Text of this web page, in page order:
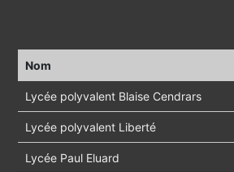
Nom
Lycée polyvalent Blaise Cendrars
Lycée polyvalent Liberté
Lycée Paul Eluard